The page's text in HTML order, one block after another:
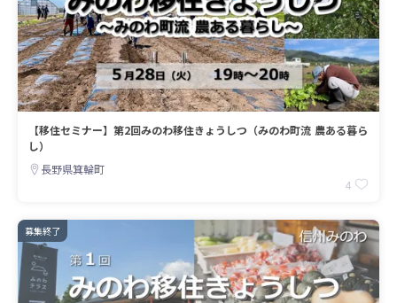
【移住セミナー】第2回みのわ移住きょうしつ（みのわ町流 農ある暮ら
し）
長野県箕輪町
4
募集終了